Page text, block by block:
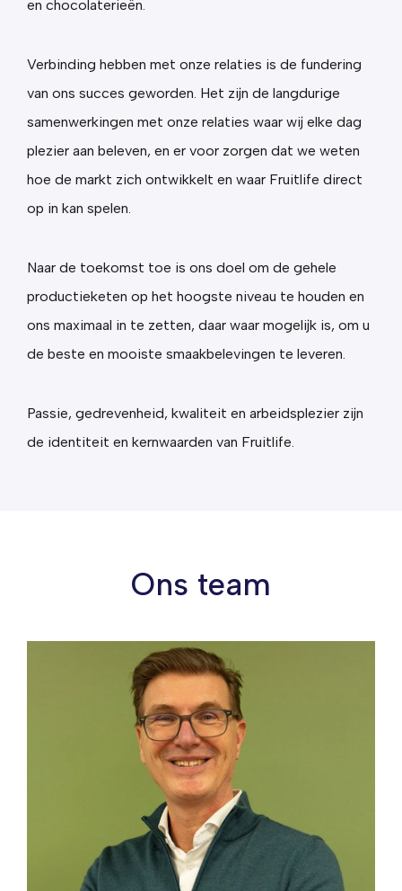
en chocolaterieën.
Verbinding hebben met onze relaties is de fundering
van ons succes geworden. Het zijn de langdurige
samenwerkingen met onze relaties waar wij elke dag
plezier aan beleven, en er voor zorgen dat we weten
hoe de markt zich ontwikkelt en waar Fruitlife direct
op in kan spelen.
Naar de toekomst toe is ons doel om de gehele
productieketen op het hoogste niveau te houden en
ons maximaal in te zetten, daar waar mogelijk is, om u
de beste en mooiste smaakbelevingen te leveren.
Passie, gedrevenheid, kwaliteit en arbeidsplezier zijn
de identiteit en kernwaarden van Fruitlife.
Ons team